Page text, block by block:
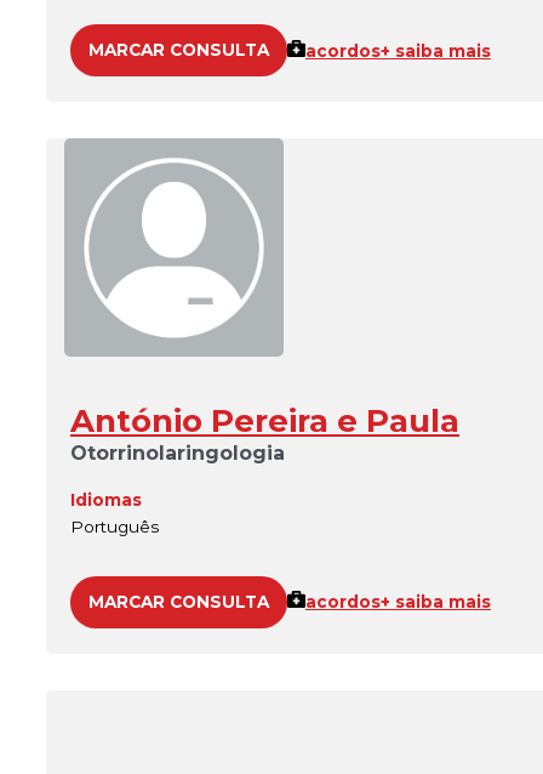
MARCAR CONSULTA acordos+ saiba mais
António Pereira e Paula
Otorrinolaringologia
Idiomas
Português
MARCAR CONSULTA acordos+ saiba mais